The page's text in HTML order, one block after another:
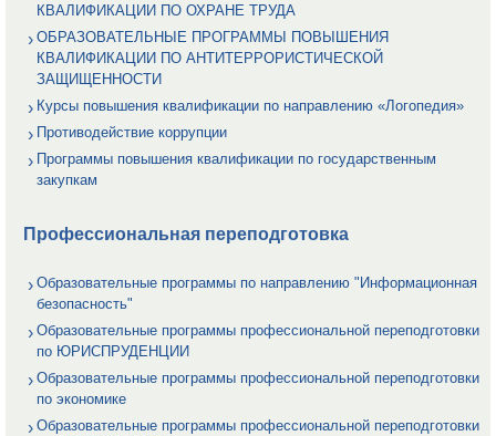
КВАЛИФИКАЦИИ ПО ОХРАНЕ ТРУДА
ОБРАЗОВАТЕЛЬНЫЕ ПРОГРАММЫ ПОВЫШЕНИЯ
КВАЛИФИКАЦИИ ПО АНТИТЕРРОРИСТИЧЕСКОЙ
ЗАЩИЩЕННОСТИ
Курсы повышения квалификации по направлению «Логопедия»
Противодействие коррупции
Программы повышения квалификации по государственным
закупкам
Профессиональная переподготовка
Образовательные программы по направлению "Информационная
безопасность"
Образовательные программы профессиональной переподготовки
по ЮРИСПРУДЕНЦИИ
Образовательные программы профессиональной переподготовки
по экономике
Образовательные программы профессиональной переподготовки